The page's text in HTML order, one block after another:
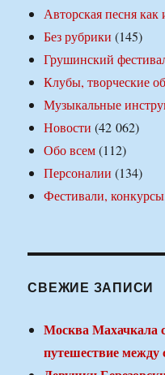
Авторская песня как
Без рубрики (145)
Грушинский
Клубы, творческие
Музыкальные
Новости (42 062)
Обо всем(112)
Персоналии (134)
Фестивали,
СВЕЖИЕ ЗАПИСИ
Москва Махачкала
путешествие между